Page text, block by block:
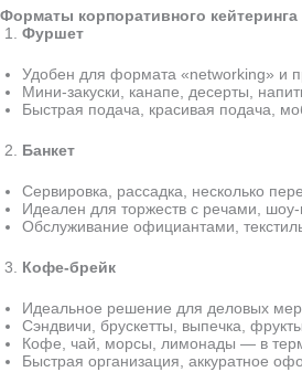
Форматы корпоративного кейтеринга
Фуршет
Удобен для формата «networking» и
Мини-закуски, канапе, десерты,
Быстрая подача, красивая подача,
Банкет
Сервировка, рассадка, несколько
Идеален для торжеств с речами,
Обслуживание официантами,
Кофе-брейк
Идеальное решение для деловых
Сэндвичи, брускетты, выпечка,
Кофе, чай, морсы, лимонады — в
Быстрая организация, аккуратное